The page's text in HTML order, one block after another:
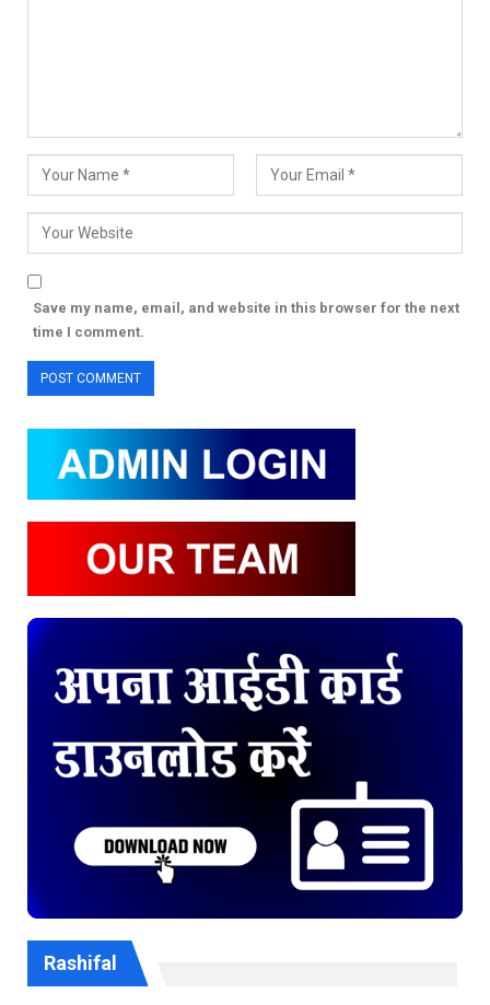
Save my name, email, and website in this browser for the next
time I comment.
Rashifal